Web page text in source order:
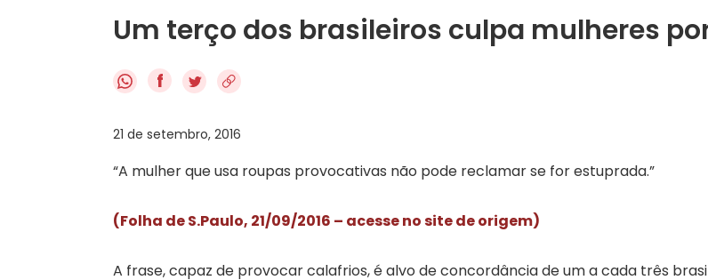
Um terço dos brasileiros culpa mulheres
f
21 de setembro, 2016
“A mulher que usa roupas provocativas não pode reclamar se for estuprada.”
(Folha de S.Paulo, 21/09/2016 – acesse no site de origem)
A frase, capaz de provocar calafrios, é alvo de concordância de um a cada três